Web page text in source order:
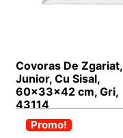
Covoras De Zgariat,
Junior, Cu Sisal,
60x33x42 cm, Gri,
43114
-30%
Promo!